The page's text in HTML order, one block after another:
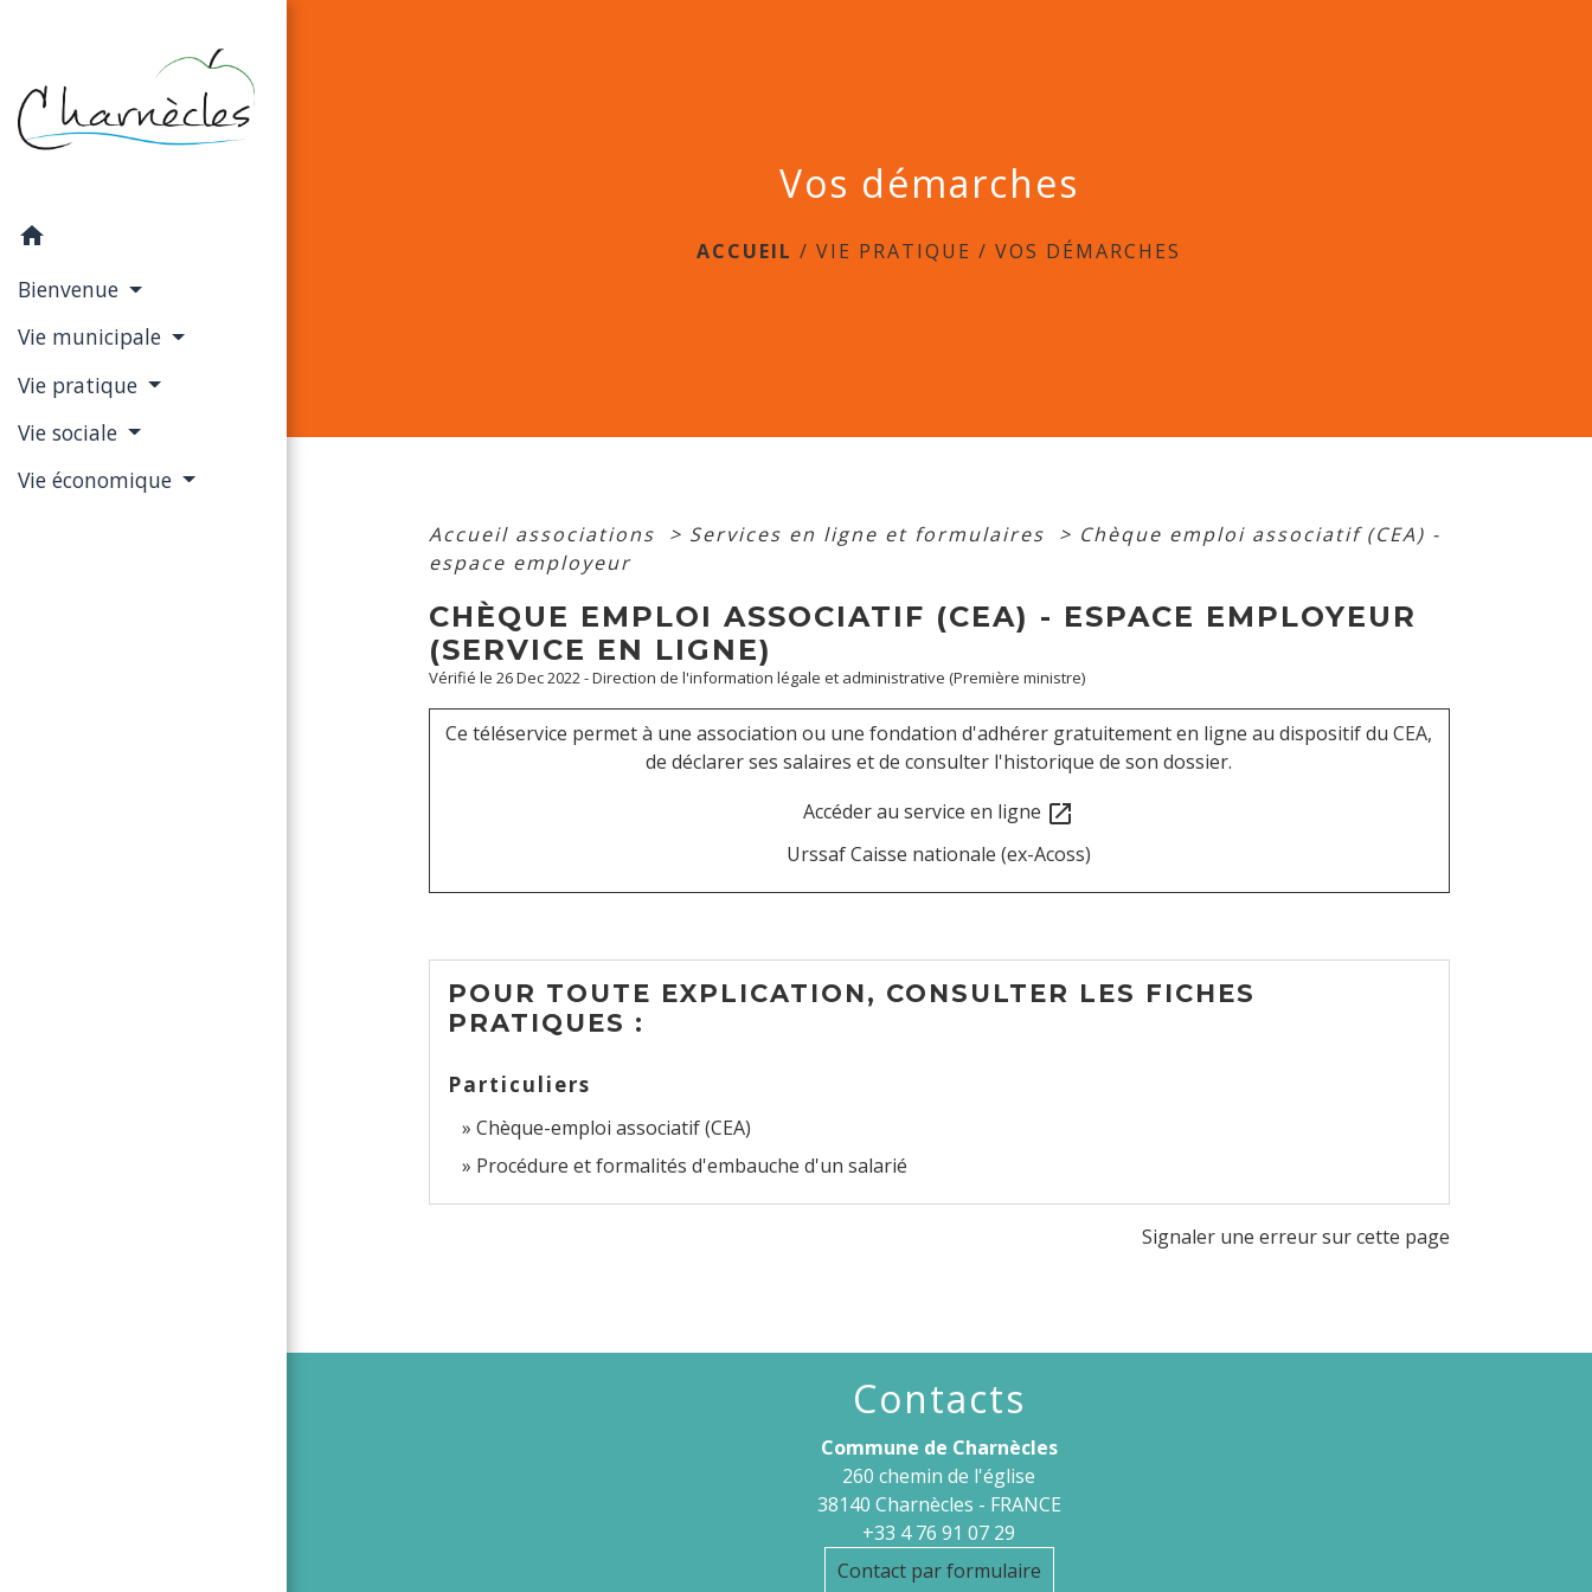
home
Bienvenue
Vie municipale
Vie pratique
Vie sociale
Vie économique
Vos démarches
ACCUEIL /VIE PRATIQUE /VOS DÉMARCHES
Accueil associations > Services en ligne et formulaires > Chèque emploi associatif (CEA) -
espace employeur
CHÈQUE EMPLOI ASSOCIATIF (CEA) - ESPACE EMPLOYEUR
(SERVICE EN LIGNE)
Vérifié le 26 Dec 2022 - Direction de l'information légale et administrative (Première ministre)
Ce téléservice permet à une association ou une fondation d'adhérer gratuitement en ligne au dispositif du CEA,
de déclarer ses salaires et de consulter l'historique de son dossier.
Accéder au service en ligne open_in_new
Urssaf Caisse nationale (ex-Acoss)
POUR TOUTE EXPLICATION, CONSULTER LES FICHES
PRATIQUES :
Particuliers
Chèque-emploi associatif (CEA)
Procédure et formalités d'embauche d'un salarié
Signaler une erreur sur cette page
Contacts
Commune de Charnècles
260 chemin de l'église
38140 Charnècles - FRANCE
+33 4 76 91 07 29
Contact par formulaire